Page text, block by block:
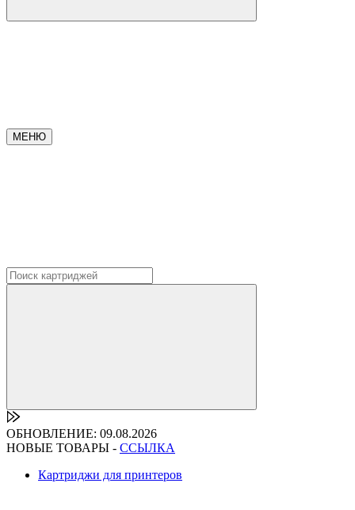
МЕНЮ
ОБНОВЛЕНИЕ: 09.08.2026
НОВЫЕ ТОВАРЫ - ССЫЛКА
Картриджи для принтеров